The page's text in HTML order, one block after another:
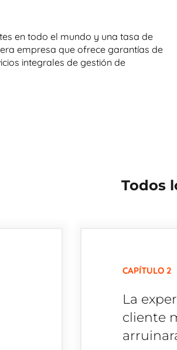
en todo el mundo y una tasa de
empresa que ofrece garantías de
integrales de gestión de
Todos
CAPÍTULO 2
La
cliente